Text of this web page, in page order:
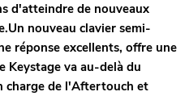
d'atteindre de nouveaux
nouveau clavier semi-
réponse excellents, offre une
Keystage va au-delà du
charge de l'Aftertouch et